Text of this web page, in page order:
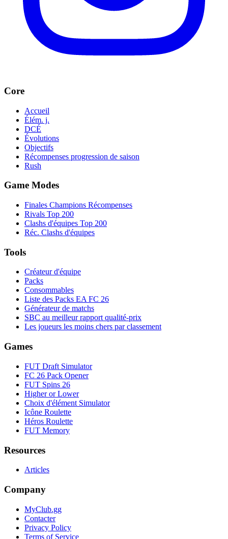
Core
Accueil
Élém. j.
DCÉ
Évolutions
Objectifs
Récompenses progression de saison
Rush
Game Modes
Finales Champions Récompenses
Rivals Top 200
Clashs d'équipes Top 200
Réc. Clashs d'équipes
Tools
Créateur d'équipe
Packs
Consommables
Liste des Packs EA FC 26
Générateur de matchs
SBC au meilleur rapport qualité-prix
Les joueurs les moins chers par classement
Games
FUT Draft Simulator
FC 26 Pack Opener
FUT Spins 26
Higher or Lower
Choix d'élément Simulator
Icône Roulette
Héros Roulette
FUT Memory
Resources
Articles
Company
MyClub.gg
Contacter
Privacy Policy
Terms of Service